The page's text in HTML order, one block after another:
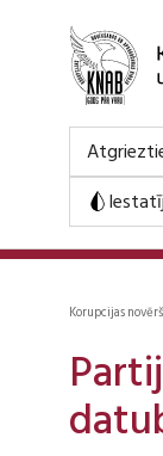
Korupcijas